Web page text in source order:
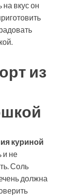
на вкус он
из
куриной
и не
Соль
должна